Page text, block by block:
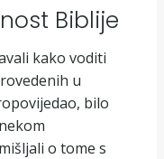
Biblije
kako voditi
u
bilo
o tome s